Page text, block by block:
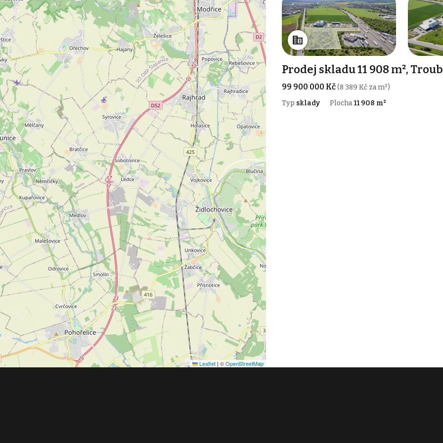
Leaflet | ©OpenStreetMap
Prodej skladu 11 908 m²,
99 900 000 Kč(8 389 Kč za m²)
Typ sklady Plocha11 908 m²